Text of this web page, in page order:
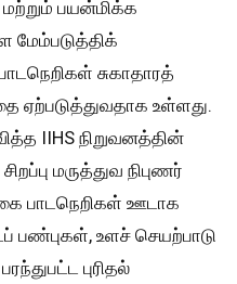
மற்றும் பயன்மிக்க
சுகாதாரத்
ஏற்படுத்துவதாக உள்ளது.
IIHS நிறுவனத்தின்
மருத்துவ நிபுணர்
பாடநெறிகள் ஊடாக
பண்புகள், உளச் செயற்பாடு
புரிதல்